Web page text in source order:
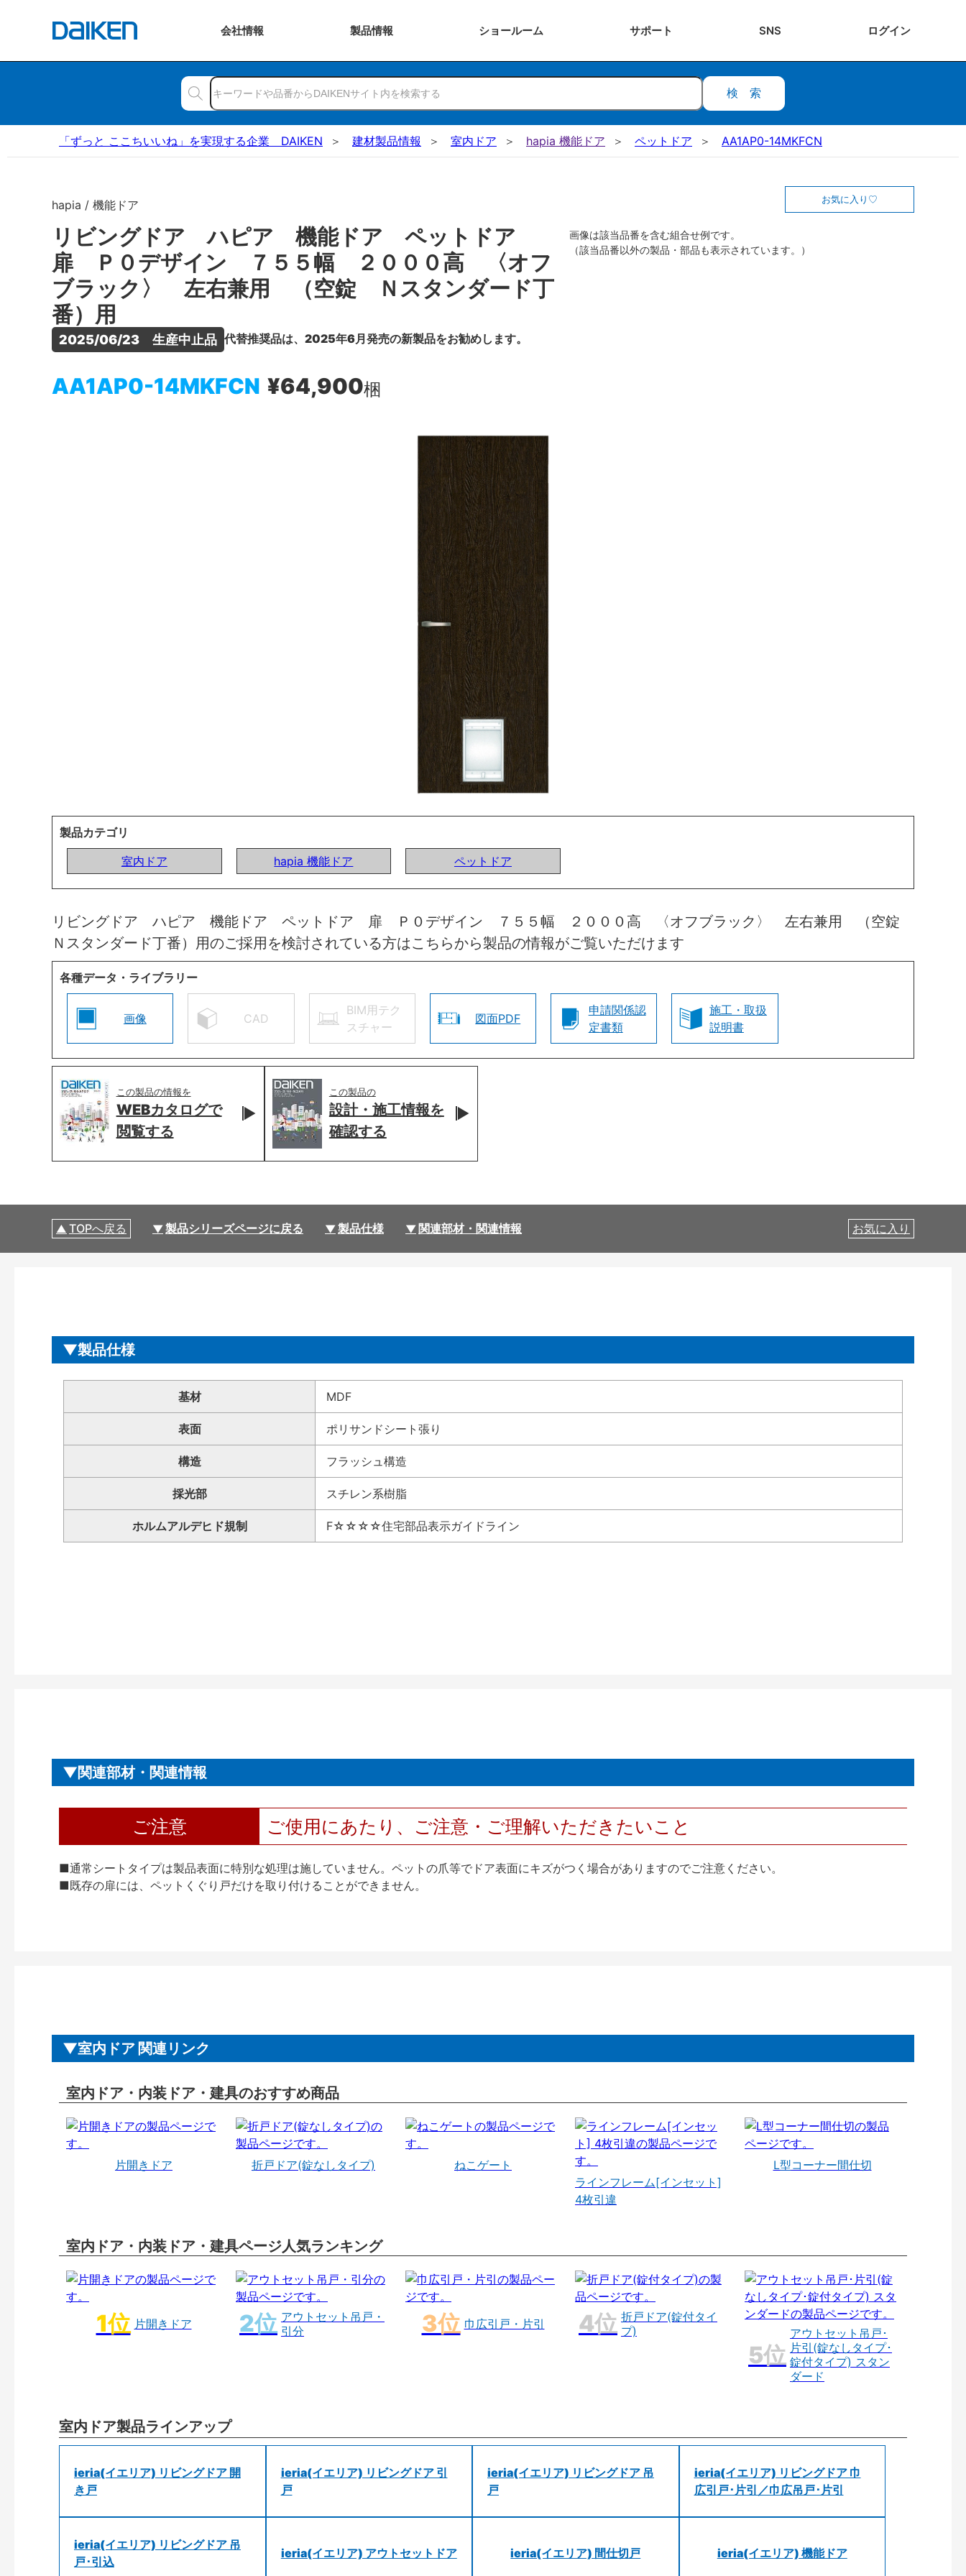
会社情報 製品情報 ショールーム サポート SNS ログイン
検索
「ずっと ここちいいね」を実現する企業 DAIKEN 建材製品情報 室内ドア hapia 機能ドア ペットドア AA1AP0-14MKFCN
hapia / 機能ドア
リビングドア ハピア 機能ドア ペットドア
扉 Ｐ０デザイン ７５５幅 ２０００高 〈オフ
ブラック〉 左右兼用 （空錠 Ｎスタンダード丁
番）用
2025/06/23　生産中止品 代替推奨品は、2025年6月発売の新製品をお勧めします。
AA1AP0-14MKFCN ¥64,900梱
お気に入り
画像は該当品番を含む組合せ例です。
（該当品番以外の製品・部品も表示されています。）
製品カテゴリ
室内ドア
hapia 機能ドア ペットドア
リビングドア ハピア 機能ドア ペットドア 扉 Ｐ０デザイン ７５５幅 ２０００高 〈オフブラック〉 左右兼用 （空錠
Ｎスタンダード丁番）用のご採用を検討されている方はこちらから製品の情報がご覧いただけます
各種データ・ライブラリー
画像 CAD
BIM用テク
スチャー
図面PDF
申請関係認
定書類
施工・取扱
説明書
この製品の情報を
WEBカタログで
閲覧する
この製品の
設計・施工情報を
確認する
TOPへ戻る 製品シリーズページに戻る 製品仕様 関連部材・関連情報 お気に入り
製品仕様
基材 MDF
表面 ポリサンドシート張り
構造 フラッシュ構造
採光部 スチレン系樹脂
ホルムアルデヒド規制 F☆☆☆☆住宅部品表示ガイドライン
関連部材・関連情報
ご注意 ご使用にあたり、ご注意・ご理解いただきたいこと
■通常シートタイプは製品表面に特別な処理は施していません。ペットの爪等でドア表面にキズがつく場合がありますのでご注意ください。
■既存の扉には、ペットくぐり戸だけを取り付けることができません。
室内ドア 関連リンク
室内ドア・内装ドア・建具のおすすめ商品
片開きドア 折戸ドア(錠なしタイプ)
ねこゲート
ラインフレーム[インセット]
4枚引違
L型コーナー間仕切
室内ドア・内装ドア・建具ページ人気ランキング
片開きドア
アウトセット吊戸・
引分
巾広引戸・片引
折戸ドア(錠付タイ
プ)
アウトセット吊戸･
片引(錠なしタイプ･
錠付タイプ) スタン
ダード
室内ドア製品ラインアップ
ieria(イエリア) リビングドア 開
き戸
ieria(イエリア) リビングドア 引
戸
ieria(イエリア) リビングドア 吊
戸
ieria(イエリア) リビングドア 巾
広引戸･片引／巾広吊戸･片引
ieria(イエリア) リビングドア 吊
戸･引込
ieria(イエリア) アウトセットドア ieria(イエリア) 間仕切戸 ieria(イエリア) 機能ドア